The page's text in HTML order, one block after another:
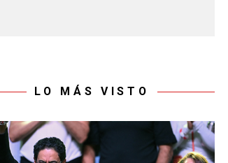
LO MÁS VISTO